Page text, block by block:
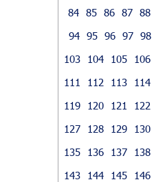
84 85 86 87 88
94 95 96 97 98
103
104 105 106
111
112 113 114
119
120 121 122
127
128 129 130
135
136 137 138
143
144 145 146